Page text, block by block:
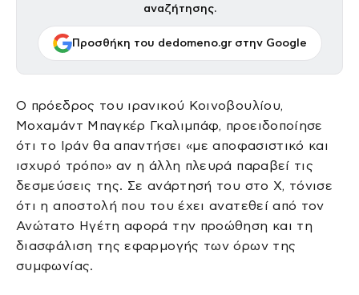
αναζήτησης.
Προσθήκη του dedomeno.gr στην Google
Ο πρόεδρος του ιρανικού Κοινοβουλίου,
Μοχαμάντ Μπαγκέρ Γκαλιμπάφ, προειδοποίησε
ότι το Ιράν θα απαντήσει «με αποφασιστικό και
ισχυρό τρόπο» αν η άλλη πλευρά παραβεί τις
δεσμεύσεις της. Σε ανάρτησή του στο X, τόνισε
ότι η αποστολή που του έχει ανατεθεί από τον
Ανώτατο Ηγέτη αφορά την προώθηση και τη
διασφάλιση της εφαρμογής των όρων της
συμφωνίας.